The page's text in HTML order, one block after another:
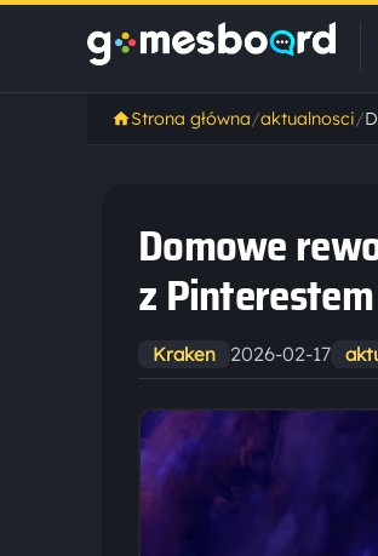
Strona główna/aktualnosci/
Domowe
z Pinterestem
Kraken 2026-02-17